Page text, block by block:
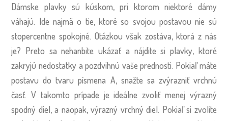
Dámske plavky sú kúskom, pri ktorom niektoré dámy
váhajú. Ide najmä o tie, ktoré so svojou postavou nie sú
stopercentne spokojné. Otázkou však zostáva, ktorá z nás
je? Preto sa nehanbite ukázať a nájdite si plavky, ktoré
zakryjú nedostatky a pozdvihnú vaše prednosti. Pokiaľ máte
postavu do tvaru písmena A, snažte sa zvýrazniť vrchnú
časť. V takomto prípade je ideálne zvoliť menej výrazný
spodný diel, a naopak, výrazný vrchný diel. Pokiaľ si zvolíte